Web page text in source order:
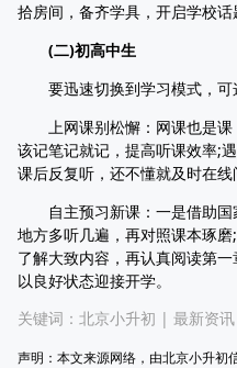
拾房间，备齐学具，开启学校话
(二)初高中生
要迅速切换到学习模式，可
上网课别松懈：网课也是课
该记笔记就记，提高听课效率;
课后反复听，还不懂就及时在线
自主预习新课：一是借助国
地方多听几遍，再对照课本琢
了解大致内容，再认真阅读第
以良好状态迎接开学。
关键词： 北京小升初 | 最新资讯
声明：本文来源网络，由北京小升初